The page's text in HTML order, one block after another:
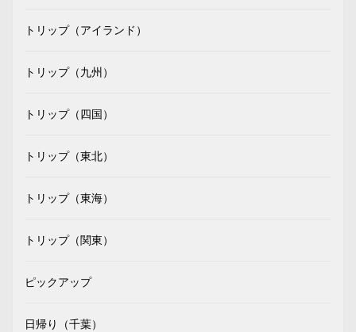
トリップ（アイランド）
トリップ（九州）
トリップ（四国）
トリップ（東北）
トリップ（東海）
トリップ（関東）
ピックアップ
日帰り（千葉）